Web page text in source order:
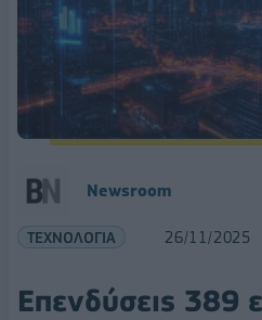
Newsroom
ΤΕΧΝΟΛΟΓΙΑ 26/11/2025
Επενδύσεις 389